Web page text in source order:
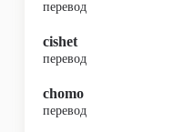
перевод
cishet
перевод
chomo
перевод